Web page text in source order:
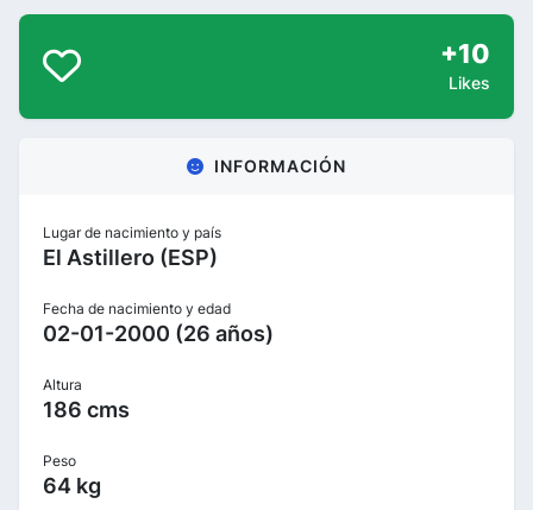
+10
Likes
INFORMACIÓN
Lugar de nacimiento y país
El Astillero (ESP)
Fecha de nacimiento y edad
02-01-2000 (26 años)
Altura
186 cms
Peso
64 kg